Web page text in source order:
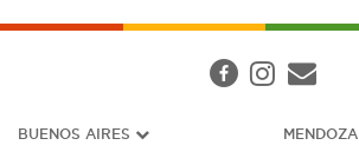
BUENOS AIRES MENDOZA